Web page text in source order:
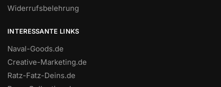
Widerrufsbelehrung
INTERESSANTE LINKS
Naval-Goods.de
Creative-Marketing.de
Ratz-Fatz-Deins.de